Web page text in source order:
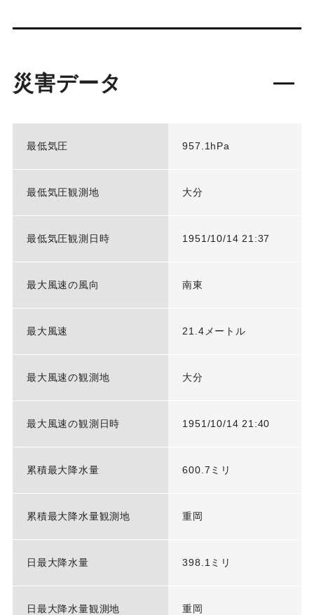
災害データ
最低気圧 957.1hPa
最低気圧観測地 大分
最低気圧観測日時 1951/10/14 21:37
最大風速の風向 南東
最大風速 21.4メートル
最大風速の観測地 大分
最大風速の観測日時 1951/10/14 21:40
累積最大降水量 600.7ミリ
累積最大降水量観測地 重岡
日最大降水量 398.1ミリ
日最大降水量観測地 重岡